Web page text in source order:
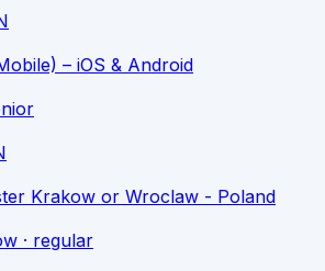
– iOS & Android
Krakow or Wroclaw - Poland
· regular